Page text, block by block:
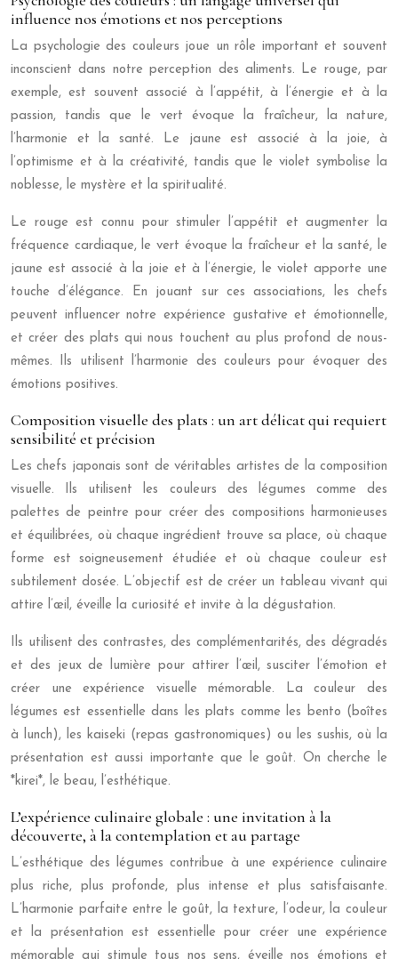
influence nos émotions et nos perceptions
La psychologie des couleurs joue un rôle important et souvent
inconscient dans notre perception des aliments. Le rouge, par
exemple, est souvent associé à l’appétit, à l’énergie et à la
passion, tandis que le vert évoque la fraîcheur, la nature,
l’harmonie et la santé. Le jaune est associé à la joie, à
l’optimisme et à la créativité, tandis que le violet symbolise la
noblesse, le mystère et la spiritualité.
Le rouge est connu pour stimuler l’appétit et augmenter la
fréquence cardiaque, le vert évoque la fraîcheur et la santé, le
jaune est associé à la joie et à l’énergie, le violet apporte une
touche d’élégance. En jouant sur ces associations, les chefs
peuvent influencer notre expérience gustative et émotionnelle,
et créer des plats qui nous touchent au plus profond de nous-
mêmes. Ils utilisent l’harmonie des couleurs pour évoquer des
émotions positives.
Composition visuelle des plats : un art délicat qui requiert
sensibilité et précision
Les chefs japonais sont de véritables artistes de la composition
visuelle. Ils utilisent les couleurs des légumes comme des
palettes de peintre pour créer des compositions harmonieuses
et équilibrées, où chaque ingrédient trouve sa place, où chaque
forme est soigneusement étudiée et où chaque couleur est
subtilement dosée. L’objectif est de créer un tableau vivant qui
attire l’œil, éveille la curiosité et invite à la dégustation.
Ils utilisent des contrastes, des complémentarités, des dégradés
et des jeux de lumière pour attirer l’œil, susciter l’émotion et
créer une expérience visuelle mémorable. La couleur des
légumes est essentielle dans les plats comme les bento (boîtes
à lunch), les kaiseki (repas gastronomiques) ou les sushis, où la
présentation est aussi importante que le goût. On cherche le
*kirei*, le beau, l’esthétique.
L’expérience culinaire globale : une invitation à la
découverte, à la contemplation et au partage
L’esthétique des légumes contribue à une expérience culinaire
plus riche, plus profonde, plus intense et plus satisfaisante.
L’harmonie parfaite entre le goût, la texture, l’odeur, la couleur
et la présentation est essentielle pour créer une expérience
mémorable qui stimule tous nos sens, éveille nos émotions et